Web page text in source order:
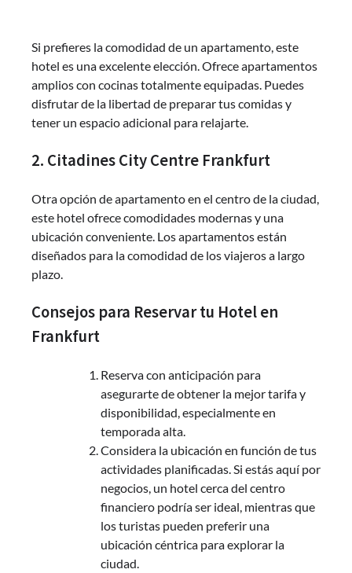
Si prefieres la comodidad de un apartamento, este
hotel es una excelente elección. Ofrece apartamentos
amplios con cocinas totalmente equipadas. Puedes
disfrutar de la libertad de preparar tus comidas y
tener un espacio adicional para relajarte.
2. Citadines City Centre Frankfurt
Otra opción de apartamento en el centro de la ciudad,
este hotel ofrece comodidades modernas y una
ubicación conveniente. Los apartamentos están
diseñados para la comodidad de los viajeros a largo
plazo.
Consejos para Reservar tu Hotel en
Frankfurt
Reserva con anticipación para
asegurarte de obtener la mejor tarifa y
disponibilidad, especialmente en
temporada alta.
Considera la ubicación en función de tus
actividades planificadas. Si estás aquí por
negocios, un hotel cerca del centro
financiero podría ser ideal, mientras que
los turistas pueden preferir una
ubicación céntrica para explorar la
ciudad.